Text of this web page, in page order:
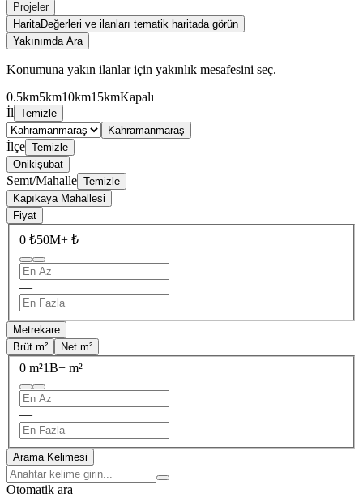
Projeler
HaritaDeğerleri ve ilanları tematik haritada görün
Yakınımda Ara
Konumuna yakın ilanlar için yakınlık mesafesini seç.
0.5km5km10km15kmKapalı
İl Temizle
Kahramanmaraş
İlçe Temizle
Onikişubat
Semt/Mahalle Temizle
Kapıkaya Mahallesi
Fiyat
0 ₺50M+ ₺
—
Metrekare
Brüt m²
Net m²
0 m²1B+ m²
—
Arama Kelimesi
Otomatik ara